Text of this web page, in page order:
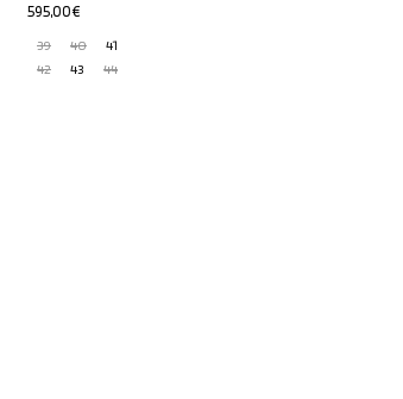
595,00€
39
40
41
42
43 44